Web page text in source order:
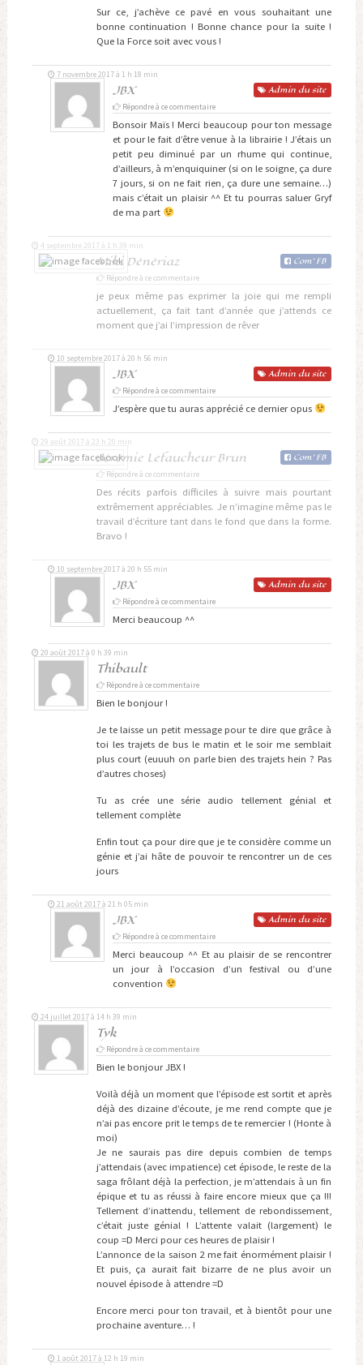
Sur ce, j’achève ce pavé en vous souhaitant une
bonne continuation ! Bonne chance pour la suite !
Que la Force soit avec vous !
JBX Admin du site
7 novembre 2017 à 1 h 18 min
Répondre à ce commentaire
Bonsoir Maïs ! Merci beaucoup pour ton message
et pour le fait d’être venue à la librairie ! J’étais un
petit peu diminué par un rhume qui continue,
d’ailleurs, à m’enquiquiner (si on le soigne, ça dure
7 jours, si on ne fait rien, ça dure une semaine…)
mais c’était un plaisir ^^ Et tu pourras saluer Gryf
de ma part
Miki Dénériaz Com 'FB
4 septembre 2017 à 1 h 39 min
Répondre à ce commentaire
je peux même pas exprimer la joie qui me rempli
actuellement, ça fait tant d’année que j’attends ce
moment que j’ai l’impression de rêver
JBX Admin du site
10 septembre 2017 à 20 h 56 min
Répondre à ce commentaire
J’espère que tu auras apprécié ce dernier opus
Jérémie Lefaucheur Brun Com 'FB
29 août 2017 à 23 h 20 min
Répondre à ce commentaire
Des récits parfois difficiles à suivre mais pourtant
extrêmement appréciables. Je n’imagine même pas le
travail d’écriture tant dans le fond que dans la forme.
Bravo !
JBX Admin du site
10 septembre 2017 à 20 h 55 min
Répondre à ce commentaire
Merci beaucoup ^^
Thibault
20 août 2017 à 0 h 39 min
Répondre à ce commentaire
Bien le bonjour !
Je te laisse un petit message pour te dire que grâce à
toi les trajets de bus le matin et le soir me semblait
plus court (euuuh on parle bien des trajets hein ? Pas
d’autres choses)
Tu as crée une série audio tellement génial et
tellement complète
Enfin tout ça pour dire que je te considère comme un
génie et j’ai hâte de pouvoir te rencontrer un de ces
jours
JBX Admin du site
21 août 2017 à 21 h 05 min
Répondre à ce commentaire
Merci beaucoup ^^ Et au plaisir de se rencontrer
un jour à l’occasion d’un festival ou d’une
convention
Tyk
24 juillet 2017 à 14 h 39 min
Répondre à ce commentaire
Bien le bonjour JBX !
Voilà déjà un moment que l’épisode est sortit et après
déjà des dizaine d’écoute, je me rend compte que je
n’ai pas encore prit le temps de te remercier ! (Honte à
moi)
Je ne saurais pas dire depuis combien de temps
j’attendais (avec impatience) cet épisode, le reste de la
saga frôlant déjà la perfection, je m’attendais à un fin
épique et tu as réussi à faire encore mieux que ça !!!
Tellement d’inattendu, tellement de rebondissement,
c’était juste génial ! L’attente valait (largement) le
coup =D Merci pour ces heures de plaisir !
L’annonce de la saison 2 me fait énormément plaisir !
Et puis, ça aurait fait bizarre de ne plus avoir un
nouvel épisode à attendre =D
Encore merci pour ton travail, et à bientôt pour une
prochaine aventure… !
1 août 2017 à 12 h 19 min